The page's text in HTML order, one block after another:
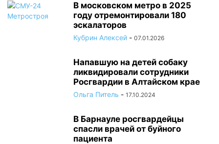
В московском метро в 2025
году отремонтировали 180
эскалаторов
Кубрин Алексей - 07.01.2026
Напавшую на детей собаку
ликвидировали сотрудники
Росгвардии в Алтайском крае
Ольга Питель - 17.10.2024
В Барнауле росгвардейцы
спасли врачей от буйного
пациента